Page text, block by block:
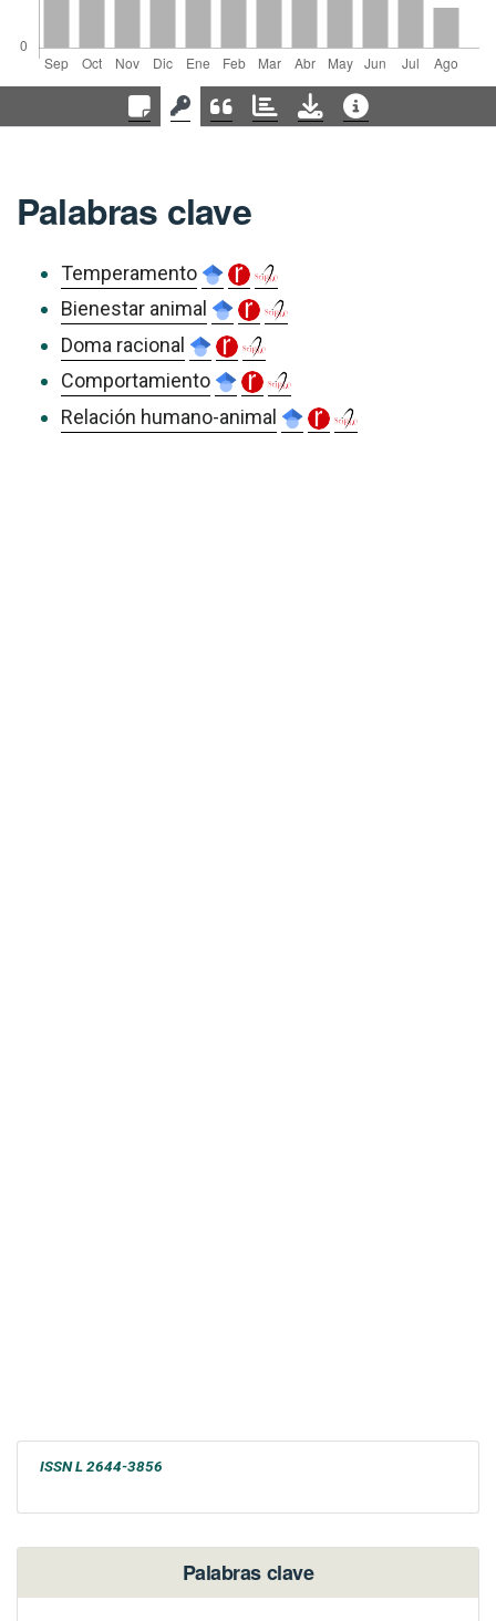
Palabras clave
Temperamento
Bienestar animal
Doma racional
Comportamiento
Relación humano-animal
ISSNL 2644-3856
Palabras clave